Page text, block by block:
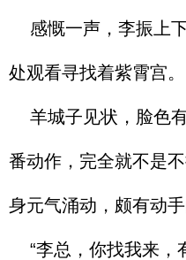
感慨一声，李振上
处观看寻找着紫霄宫。
羊城子见状，脸色
番动作，完全就不是
身元气涌动，颇有动手
“李总，你找我来，